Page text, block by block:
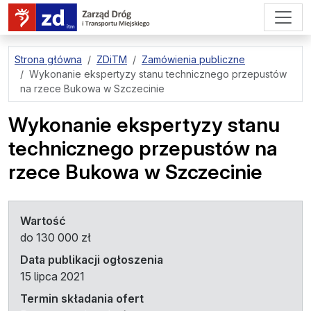
przejdź do treści strony
Strona główna ZDiTM
Zamówienia publiczne
Wykonanie ekspertyzy stanu technicznego przepustów
na rzece Bukowa w Szczecinie
Wykonanie ekspertyzy stanu
technicznego przepustów na
rzece Bukowa w Szczecinie
Wartość
do 130 000 zł
Data publikacji ogłoszenia
15 lipca 2021
Termin składania ofert